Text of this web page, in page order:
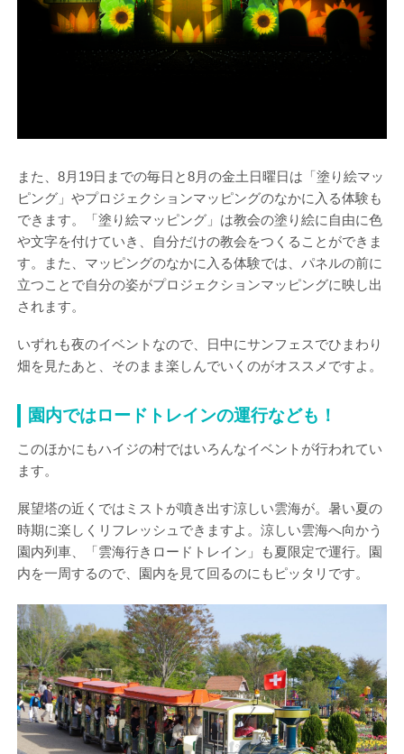
また、8月19日までの毎日と8月の金土日曜日は「塗り絵マッ
ピング」やプロジェクションマッピングのなかに入る体験も
できます。「塗り絵マッピング」は教会の塗り絵に自由に色
や文字を付けていき、自分だけの教会をつくることができま
す。また、マッピングのなかに入る体験では、パネルの前に
立つことで自分の姿がプロジェクションマッピングに映し出
されます。
いずれも夜のイベントなので、日中にサンフェスでひまわり
畑を見たあと、そのまま楽しんでいくのがオススメですよ。
園内ではロードトレインの運行なども！
このほかにもハイジの村ではいろんなイベントが行われてい
ます。
展望塔の近くではミストが噴き出す涼しい雲海が。暑い夏の
時期に楽しくリフレッシュできますよ。涼しい雲海へ向かう
園内列車、「雲海行きロードトレイン」も夏限定で運行。園
内を一周するので、園内を見て回るのにもピッタリです。